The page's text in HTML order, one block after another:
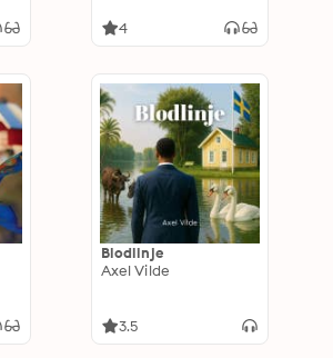
4
Blodlinje
Axel Vilde
3.5